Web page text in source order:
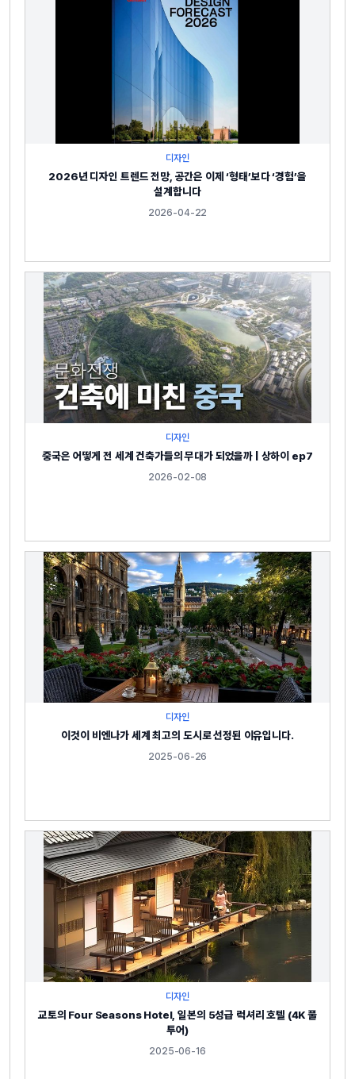
디자인
2026년 디자인 트렌드 전망, 공간은 이제 ‘형태’보다 ‘경험’을
설계합니다
2026-04-22
디자인
중국은 어떻게 전 세계 건축가들의 무대가 되었을까 | 상하이 ep7
2026-02-08
디자인
이것이 비엔나가 세계 최고의 도시로 선정된 이유입니다.
2025-06-26
디자인
교토의 Four Seasons Hotel, 일본의 5성급 럭셔리 호텔 (4K 풀
투어)
2025-06-16